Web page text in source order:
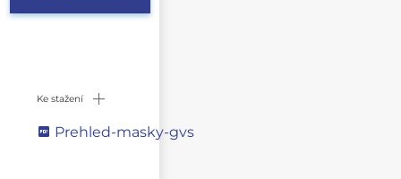
Ke stažení
Prehled-masky-gvs